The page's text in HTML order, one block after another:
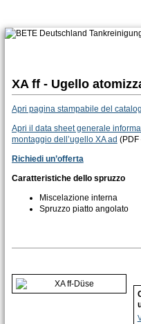
XA ff - Ugello
Apri pagina stampabile del
Apri il data sheet generale
montaggio dell’ugello XA ad (PDF
Richiedi un’offerta
Caratteristiche dello spruzzo
Miscelazione interna
Spruzzo piatto angolato